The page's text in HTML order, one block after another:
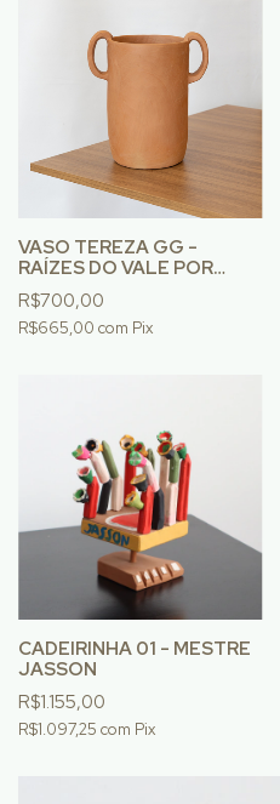
VASO TEREZA GG -
RAÍZES DO VALE POR
LUFE GOMES
R$700,00
R$665,00 com Pix
CADEIRINHA 01 - MESTRE
JASSON
R$1.155,00
R$1.097,25 com Pix